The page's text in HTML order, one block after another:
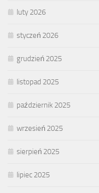
luty 2026
styczeń 2026
grudzień 2025
listopad 2025
październik 2025
wrzesień 2025
sierpień 2025
lipiec 2025